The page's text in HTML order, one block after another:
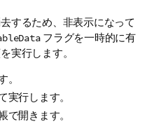
するため、非表示になって
フラグを一時的に有
実行します。
実行します。
で開きます。